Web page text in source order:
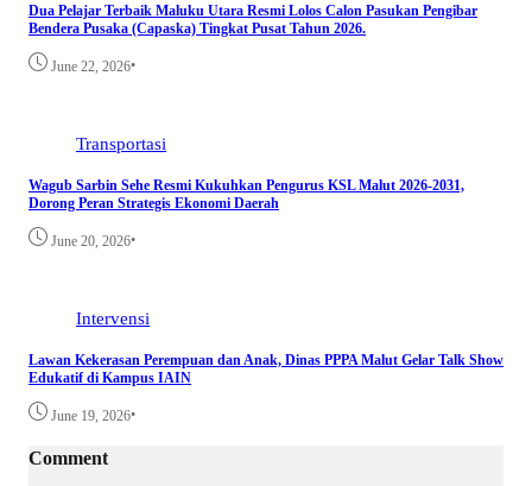
Dua Pelajar Terbaik Maluku Utara Resmi Lolos Calon Pasukan Pengibar
Bendera Pusaka (Capaska) Tingkat Pusat Tahun 2026.
June 22, 2026•
Transportasi
Wagub Sarbin Sehe Resmi Kukuhkan Pengurus KSL Malut 2026-2031,
Dorong Peran Strategis Ekonomi Daerah
June 20, 2026•
Intervensi
Lawan Kekerasan Perempuan dan Anak, Dinas PPPA Malut Gelar Talk Show
Edukatif di Kampus IAIN
June 19, 2026•
Comment